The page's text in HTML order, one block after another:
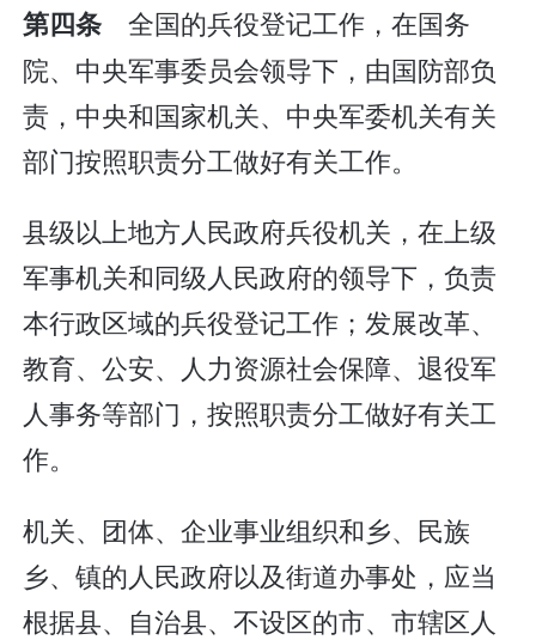
第四条全国的兵役登记工作，在国务
院、中央军事委员会领导下，由国防部负
责，中央和国家机关、中央军委机关有关
部门按照职责分工做好有关工作。
县级以上地方人民政府兵役机关，在上级
军事机关和同级人民政府的领导下，负责
本行政区域的兵役登记工作；发展改革、
教育、公安、人力资源社会保障、退役军
人事务等部门，按照职责分工做好有关工
作。
机关、团体、企业事业组织和乡、民族
乡、镇的人民政府以及街道办事处，应当
根据县、自治县、不设区的市、市辖区人